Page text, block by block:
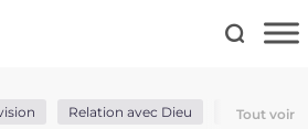
Relation avec Dieu Sagesse
Tout voir